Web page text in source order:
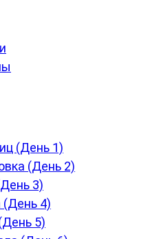
(День 1)
(День 2)
3)
(День 4)
5)